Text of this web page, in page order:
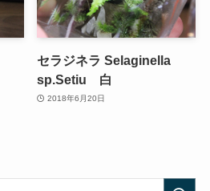
セラジネラ Selaginella
sp.Setiu 白
2018年6月20日